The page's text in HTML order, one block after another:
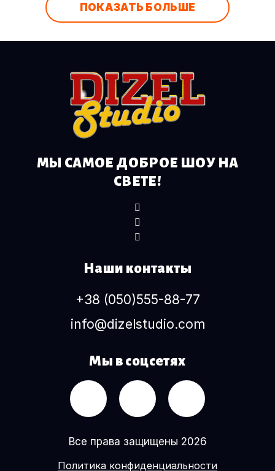
ПОКАЗАТЬ БОЛЬШЕ
МЫ САМОЕ ДОБРОЕ ШОУ НА
СВЕТЕ!
Наши контакты
+38 (050)555-88-77
info@dizelstudio.com
Мы в соцсетях
Все права защищены 2026
Политика конфиденциальности